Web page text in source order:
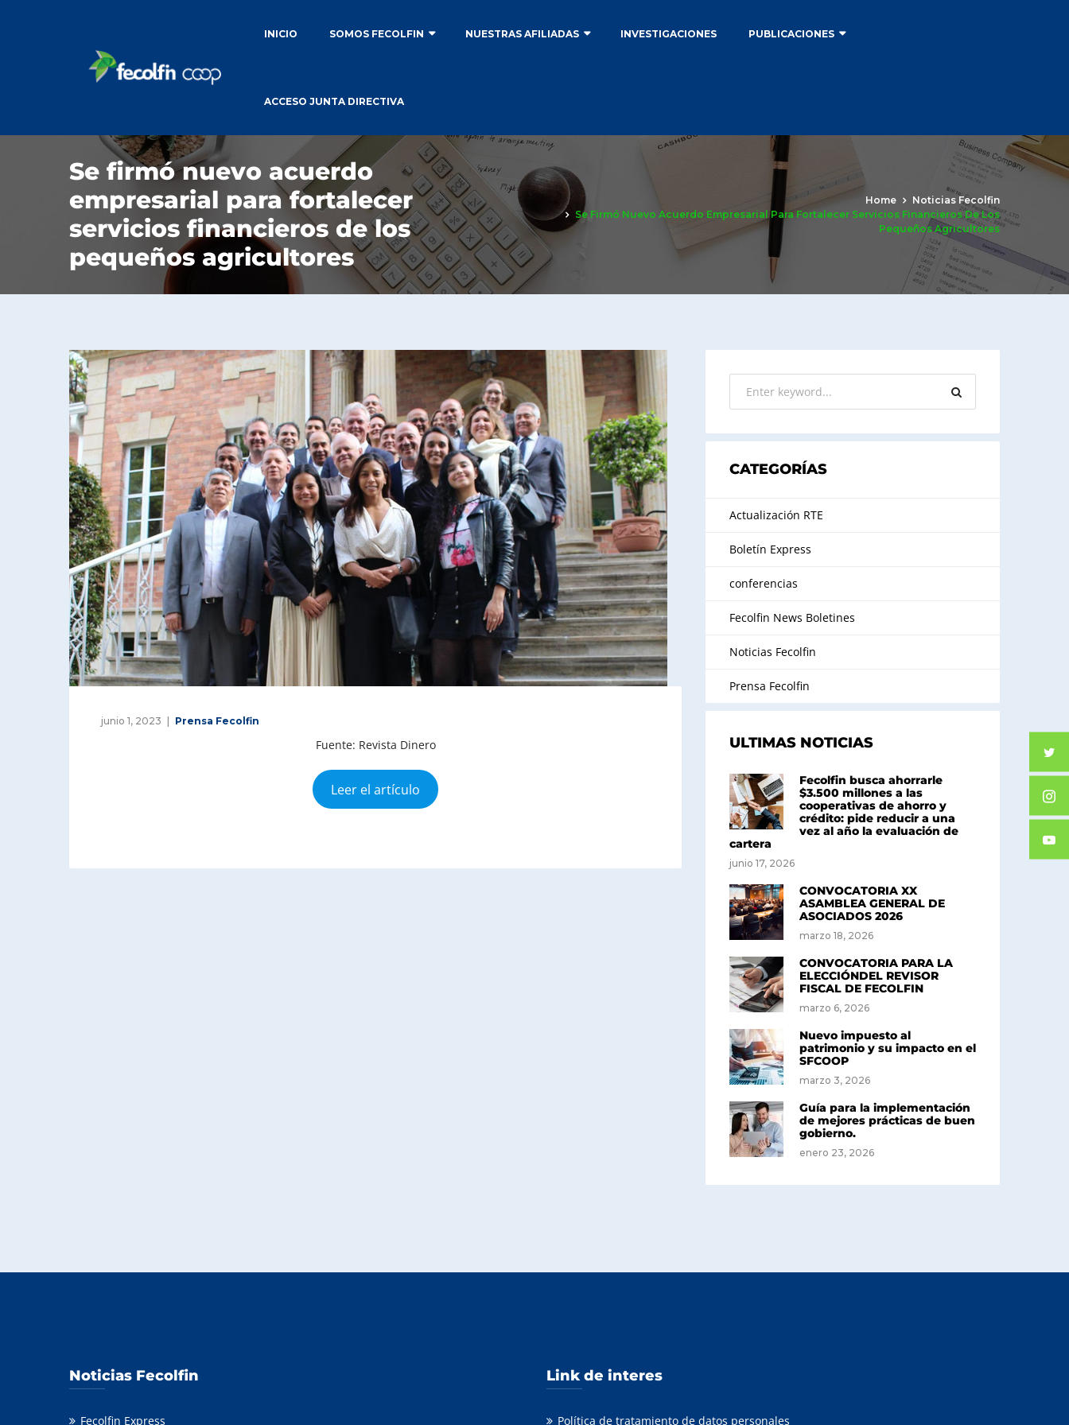
INICIO SOMOS FECOLFIN NUESTRAS AFILIADAS INVESTIGACIONES PUBLICACIONES
ACCESO JUNTA DIRECTIVA
Se firmó nuevo acuerdo
empresarial para fortalecer
servicios financieros de los
pequeños agricultores
Home
Noticias Fecolfin
Se Firmó Nuevo Acuerdo Empresarial Para Fortalecer Servicios Financieros De Los
Pequeños Agricultores
junio 1, 2023 Prensa Fecolfin
Fuente: Revista Dinero
Leer el artículo
CATEGORÍAS
Actualización RTE
Boletín Express
conferencias
Fecolfin News Boletines
Noticias Fecolfin
Prensa Fecolfin
ULTIMAS NOTICIAS
Fecolfin busca ahorrarle
$3.500 millones a las
cooperativas de ahorro y
crédito: pide reducir a una
vez al año la evaluación de
cartera
junio 17, 2026
CONVOCATORIA XX
ASAMBLEA GENERAL DE
ASOCIADOS 2026
marzo 18, 2026
CONVOCATORIA PARA LA
ELECCIÓNDEL REVISOR
FISCAL DE FECOLFIN
marzo 6, 2026
Nuevo impuesto al
patrimonio y su impacto en el
SFCOOP
marzo 3, 2026
Guía para la implementación
de mejores prácticas de buen
gobierno.
enero 23, 2026
Noticias Fecolfin
Fecolfin Express
Link de interes
Política de tratamiento de datos personales